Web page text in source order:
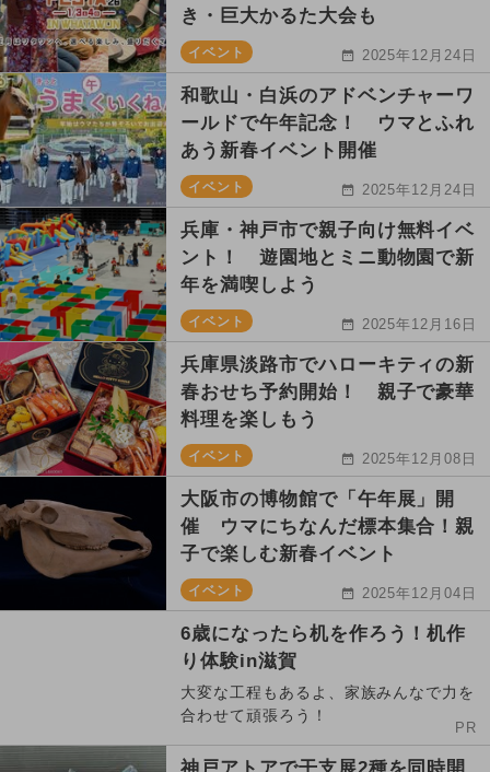
き・巨大かるた大会も
イベント 2025年12月24日
和歌山・白浜のアドベンチャーワ
ールドで午年記念！ ウマとふれ
あう新春イベント開催
イベント 2025年12月24日
兵庫・神戸市で親子向け無料イベ
ント！ 遊園地とミニ動物園で新
年を満喫しよう
イベント 2025年12月16日
兵庫県淡路市でハローキティの新
春おせち予約開始！ 親子で豪華
料理を楽しもう
イベント 2025年12月08日
大阪市の博物館で「午年展」開
催 ウマにちなんだ標本集合！親
子で楽しむ新春イベント
イベント 2025年12月04日
6歳になったら机を作ろう！机作
り体験in滋賀
大変な工程もあるよ、家族みんなで力を
合わせて頑張ろう！
PR